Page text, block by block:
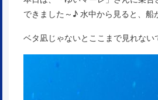
できました～♪ 水中から見ると、船
ベタ凪じゃないとここまで見れない